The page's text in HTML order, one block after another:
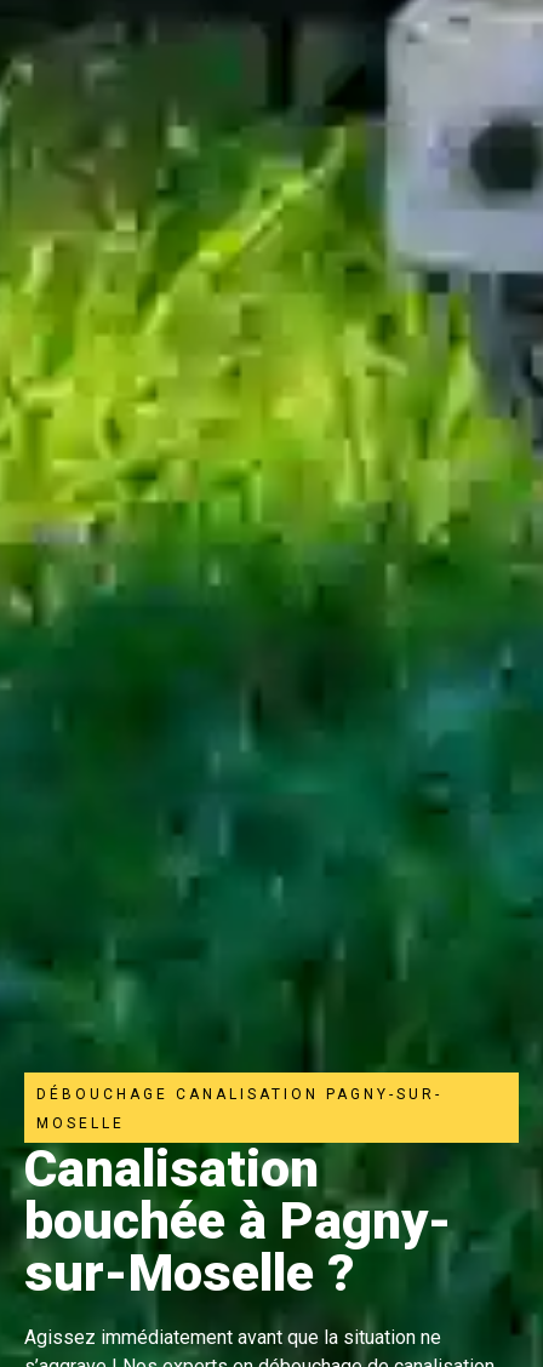
DÉBOUCHAGE CANALISATION PAGNY-SUR-
MOSELLE
Canalisation
bouchée à Pagny-
sur-Moselle ?
Agissez immédiatement avant que la situation ne